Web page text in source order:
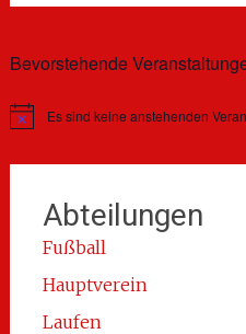
Bevorstehende
HinweisEs sind keine anstehenden
Abteilungen
Fußball
Hauptverein
Laufen